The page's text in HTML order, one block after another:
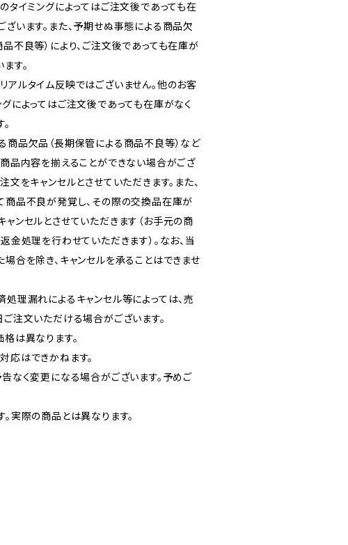
タイミングによってはご注文後であっても在
います。また、予期せぬ事態による商品欠
不良等）により、ご注文後であっても在庫が
す。
ルタイム反映ではございません。他のお客
によってはご注文後であっても在庫がなく
品欠品（長期保管による商品不良等）など
商品内容を揃えることができない場合がござ
文をキャンセルとさせていただきます。また、
商品不良が発覚し、その際の交換品在庫が
ンセルとさせていただきます（お手元の商
金処理を行わせていただきます）。なお、当
合を除き、キャンセルを承ることはできませ
理漏れによるキャンセル等によっては、売
注文いただける場合がございます。
は異なります。
はできかねます。
なく変更になる場合がございます。予めご
実際の商品とは異なります。